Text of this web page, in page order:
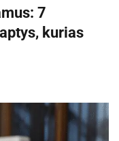
7
kurias